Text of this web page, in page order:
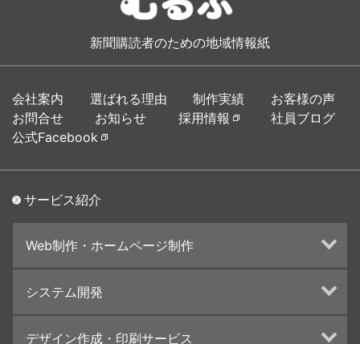
新聞購読者のための地域情報紙
会社案内 選ばれる理由 制作実績
お客様の声
お問合せ
お知らせ 採用情報
社員ブログ
公式Facebook
サービス紹介
Web制作・ホームページ制作
ランディングページ制作
システム開発
デザイン作成・印刷サービス